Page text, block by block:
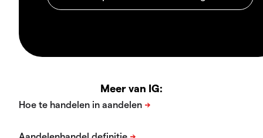
Meer van IG: